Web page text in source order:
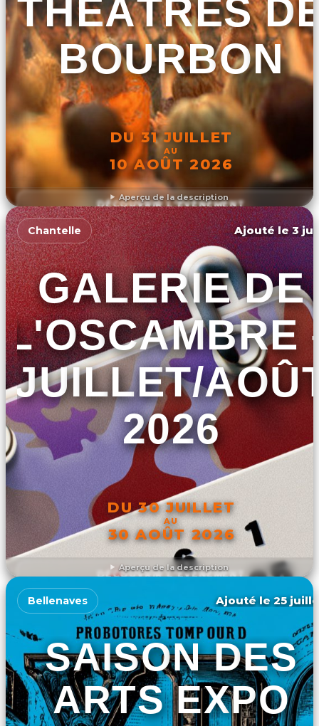
Aperçu de la description
THÉÂTRES
BOURBON
DU 31 JUILLET
AU
10 AOÛT 2026
DÉCOUVRIR L'ÉVÉNEMENT
Aperçu de la description
Chantelle Ajouté le 3
GALERIE DE
L'OSCAMBRE
JUILLET/
2026
DU 30 JUILLET
AU
30 AOÛT 2026
DÉCOUVRIR L'ÉVÉNEMENT
Bellenaves Ajouté le 25
SAISON DES
ARTS EXPO